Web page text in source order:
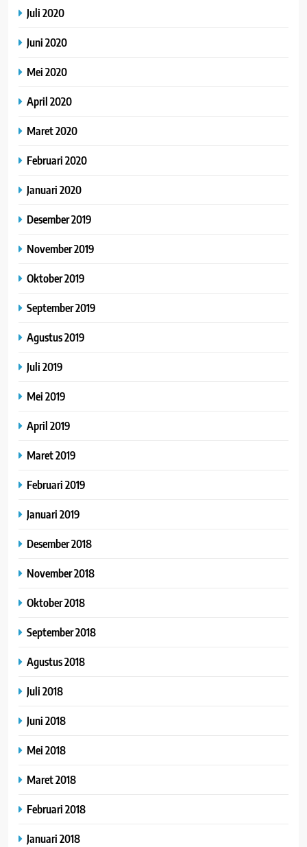
Juli 2020
Juni 2020
Mei 2020
April 2020
Maret 2020
Februari 2020
Januari 2020
Desember 2019
November 2019
Oktober 2019
September 2019
Agustus 2019
Juli 2019
Mei 2019
April 2019
Maret 2019
Februari 2019
Januari 2019
Desember 2018
November 2018
Oktober 2018
September 2018
Agustus 2018
Juli 2018
Juni 2018
Mei 2018
Maret 2018
Februari 2018
Januari 2018